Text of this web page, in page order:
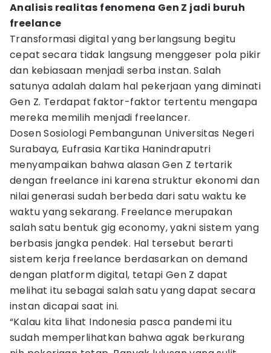
Analisis realitas fenomena Gen Z jadi buruh
freelance
Transformasi digital yang berlangsung begitu
cepat secara tidak langsung menggeser pola pikir
dan kebiasaan menjadi serba instan. Salah
satunya adalah dalam hal pekerjaan yang diminati
Gen Z. Terdapat faktor-faktor tertentu mengapa
mereka memilih menjadi freelancer.
Dosen Sosiologi Pembangunan Universitas Negeri
Surabaya, Eufrasia Kartika Hanindraputri
menyampaikan bahwa alasan Gen Z tertarik
dengan freelance ini karena struktur ekonomi dan
nilai generasi sudah berbeda dari satu waktu ke
waktu yang sekarang. Freelance merupakan
salah satu bentuk gig economy, yakni sistem yang
berbasis jangka pendek. Hal tersebut berarti
sistem kerja freelance berdasarkan on demand
dengan platform digital, tetapi Gen Z dapat
melihat itu sebagai salah satu yang dapat secara
instan dicapai saat ini.
“Kalau kita lihat Indonesia pasca pandemi itu
sudah memperlihatkan bahwa agak berkurang